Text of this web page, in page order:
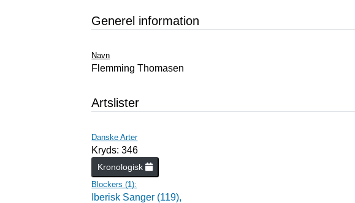
Generel information
Navn
Flemming Thomasen
Artslister
Danske Arter
Kryds: 346
Kronologisk
Blockers (1):
Iberisk Sanger (119),